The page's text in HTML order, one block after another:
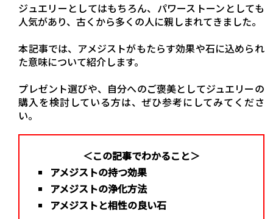
ジュエリーとしてはもちろん、パワーストーンとしても
人気があり、古くから多くの人に親しまれてきました。
本記事では、アメジストがもたらす効果や石に込められ
た意味について紹介します。
プレゼント選びや、自分へのご褒美としてジュエリーの
購入を検討している方は、ぜひ参考にしてみてくださ
い。
＜この記事でわかること＞
アメジストの持つ効果
アメジストの浄化方法
アメジストと相性の良い石